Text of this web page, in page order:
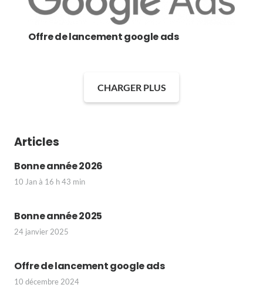
Offre de lancement google ads
CHARGER PLUS
Articles
Bonne année 2026
10 Jan à 16 h 43 min
Bonne année 2025
24 janvier 2025
Offre de lancement google ads
10 décembre 2024